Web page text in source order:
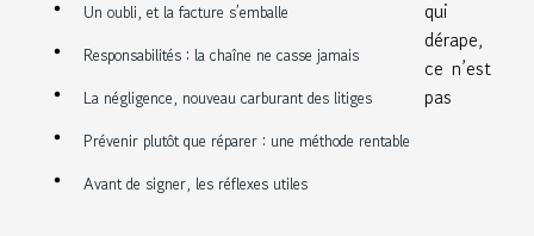
Un oubli, et la facture s’emballe
Responsabilités : la chaîne ne casse jamais
La négligence, nouveau carburant des litiges
Prévenir plutôt que réparer : une méthode rentable
Avant de signer, les réflexes utiles
qui
dérape,
ce n’est
pas